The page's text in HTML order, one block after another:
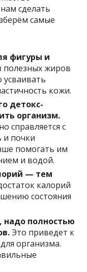
сделать
самые
фигуры и
полезных жиров
кожи.
детокс-
организм.
справляется с
и почки
помогать им
и водой.
— тем
калорий
состояния
надо полностью
Это приведет к
организма.